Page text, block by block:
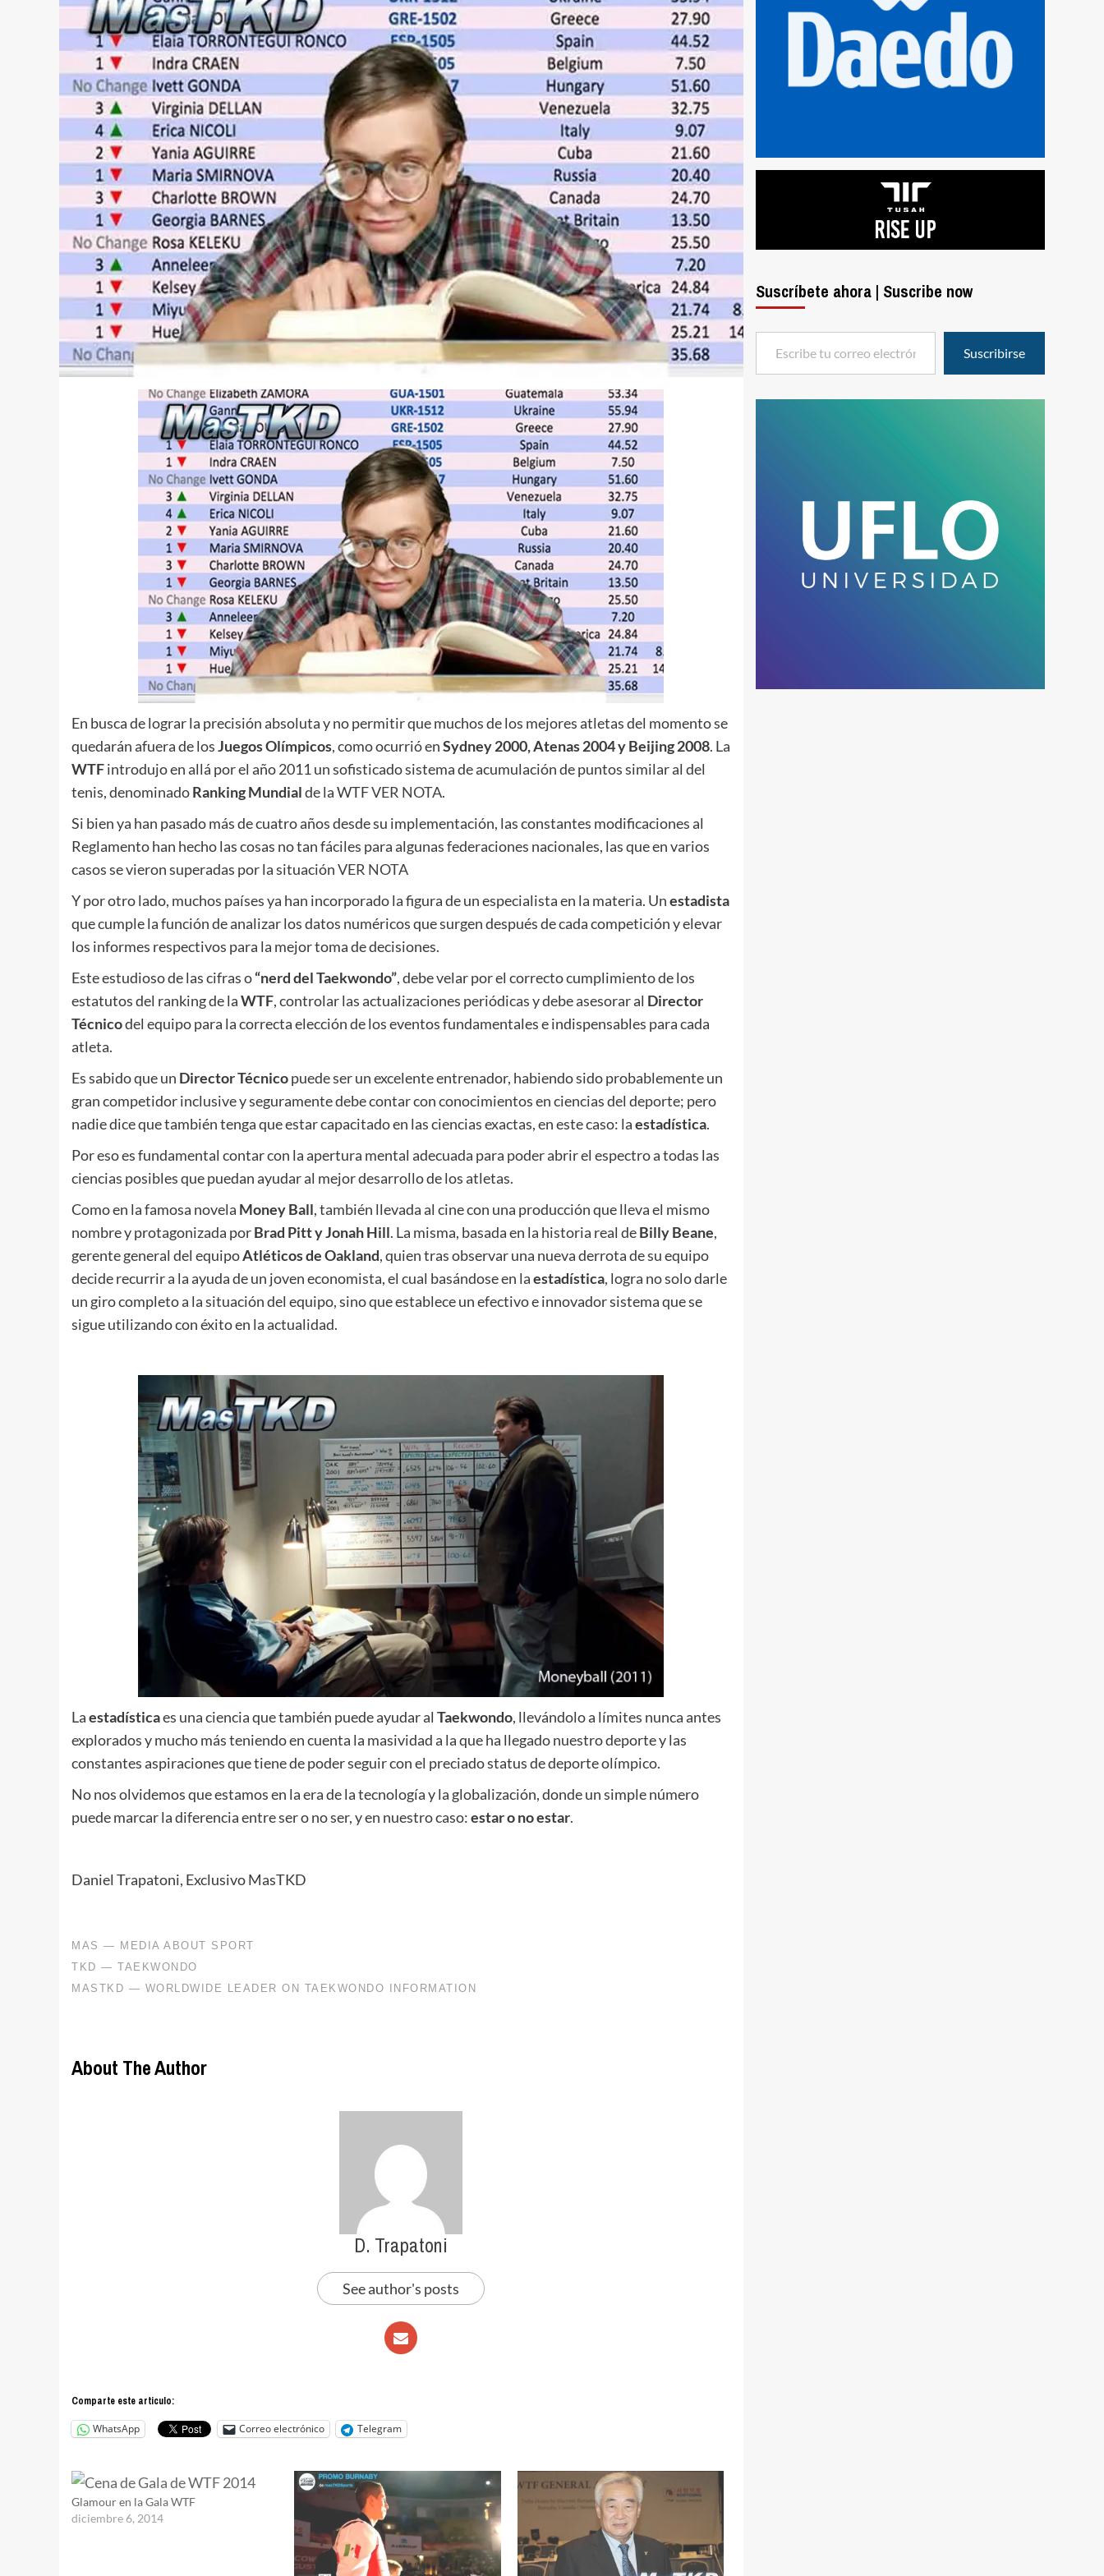
En busca de lograr la precisión absoluta y no permitir que muchos de los mejores atletas del momento se
quedarán afuera de losJuegos Olímpicos, como ocurrió enSydney 2000, Atenas 2004 y Beijing 2008. La
WTFintrodujo en allá por el año 2011 un sofisticado sistema de acumulación de puntos similar al del
tenis, denominadoRanking Mundialde la WTFVER NOTA.
Si bien ya han pasado más de cuatro años desde su implementación, las constantes modificaciones al
Reglamento han hecho las cosas no tan fáciles para algunas federaciones nacionales, las que en varios
casos se vieron superadas por la situaciónVER NOTA
Y por otro lado, muchos países ya han incorporado la figura de un especialista en la materia. Unestadista
que cumple la función de analizar los datos numéricos que surgen después de cada competición y elevar
los informes respectivos para la mejor toma de decisiones.
Este estudioso de las cifras o“nerd del Taekwondo”, debe velar por el correcto cumplimiento de los
estatutos del ranking de laWTF, controlar las actualizaciones periódicas y debe asesorar al Director
Técnicodel equipo para la correcta elección de los eventos fundamentales e indispensables para cada
atleta.
Es sabido que un Director Técnicopuede ser un excelente entrenador, habiendo sido probablemente un
gran competidor inclusive y seguramente debe contar con conocimientos en ciencias del deporte; pero
nadie dice que también tenga que estar capacitado en las ciencias exactas, en este caso: laestadística.
Por eso es fundamental contar con la apertura mental adecuada para poder abrir el espectro a todas las
ciencias posibles que puedan ayudar al mejor desarrollo de los atletas.
Como en la famosa novela Money Ball, también llevada al cine con una producción que lleva el mismo
nombre y protagonizada porBrad Pitt y Jonah Hill. La misma, basada en la historia real deBilly Beane,
gerente general del equipoAtléticos de Oakland, quien tras observar una nueva derrota de su equipo
decide recurrir a la ayuda de un joven economista, el cual basándose en laestadística, logra no solo darle
un giro completo a la situación del equipo, sino que establece un efectivo e innovador sistema que se
sigue utilizando con éxito en la actualidad.
Laestadísticaes una ciencia que también puede ayudar al Taekwondo, llevándolo a límites nunca antes
explorados y mucho más teniendo en cuenta la masividad a la que ha llegado nuestro deporte y las
constantes aspiraciones que tiene de poder seguir con el preciado status de deporte olímpico.
No nos olvidemos que estamos en la era de la tecnología y la globalización, donde un simple número
puede marcar la diferencia entre ser o no ser, y en nuestro caso:estar o no estar.
Daniel Trapatoni, Exclusivo MasTKD
About The Author
D. Trapatoni
See author's posts
Comparte este articulo:
WhatsApp Correo electrónico Telegram
Glamour en la Gala WTF
diciembre 6, 2014
Suscríbete ahora | Suscribe now
Escribe tu correo electrónico…
Suscribirse